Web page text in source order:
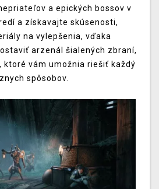
a epických bossov v
a získavajte skúsenosti,
na vylepšenia, vďaka
arzenál šialených zbraní,
ktoré vám umožnia riešiť každý
spôsobov.